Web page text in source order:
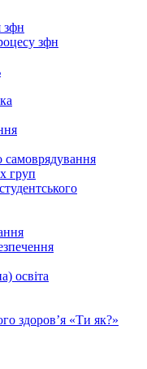
зфн
зфн
самоврядування
груп
освіта
здоров’я «Ти як?»